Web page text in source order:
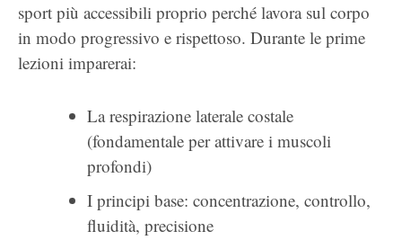
sport più accessibili proprio perché lavora sul corpo
in modo progressivo e rispettoso. Durante le prime
lezioni imparerai:
La respirazione laterale costale
(fondamentale per attivare i muscoli
profondi)
I principi base: concentrazione, controllo,
fluidità, precisione